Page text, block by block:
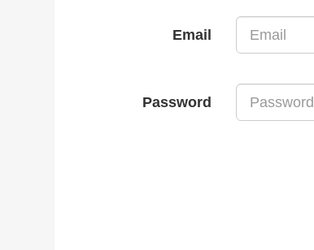
Email
Password